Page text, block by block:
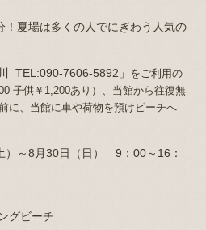
！夏場は多くの人でにぎわう人気の
TEL:090-7606-5892」 をご利用の
子供￥1,200あり）、当館から往復無
に、当館に車や荷物を預けビーチへ
）～8月30日（日） 9：00～16：
グビーチ